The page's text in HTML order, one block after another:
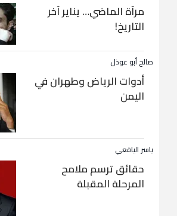
مرآة الماضي… يناير آخر
التاريخ!
صالح أبو عوذل
أدوات الرياض وطهران في
اليمن
ياسر اليافعي
حقائق ترسم ملامح
المرحلة المقبلة